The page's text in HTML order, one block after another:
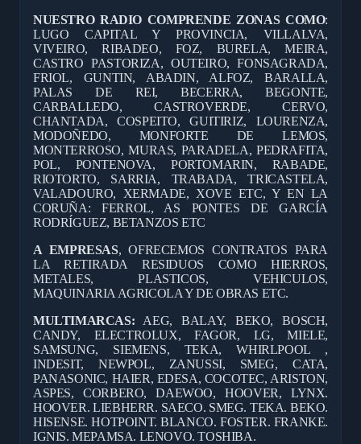
NUESTRO RADIO COMPRENDE ZONAS COMO:
LUGO CAPITAL Y PROVINCIA, VILLALVA,
VIVEIRO, RIBADEO, FOZ, BURELA, MEIRA,
CASTRO PASTORIZA, OUTEIRO, FONSAGRADA,
FRIOL, GUNTIN, ABADIN, ALFOZ, BARALLA,
PALAS DE REI, BECERRA, BEGONTE,
CARBALLEDO, CASTROVERDE, CERVO,
CHANTADA, COSPEITO, GUITIRIZ, LOURENZA,
MODOÑEDO, MONFORTE DE LEMOS,
MONTERROSO, MURAS, PARADELA, PEDRAFITA,
POL, PONTENOVA, PORTOMARIN, RABADE,
RIOTORTO, SARRIA, TRABADA, TRICASTELA,
VALADOURO, XERMADE, XOVE ETC, Y EN LA
CORUÑA: FERROL, AS PONTES DE GARCÍA
RODRÍGUEZ, BETANZOS ETC
A EMPRESAS, OFRECEMOS CONTRATOS PARA
LA RETIRADA RESIDUOS COMO HIERROS,
METALES, PLASTICOS, VEHICULOS,
MAQUINARIA AGRICOLA Y DE OBRAS ETC.
MULTIMARCAS: AEG, BALAY, BEKO, BOSCH,
CANDY, ELECTROLUX, FAGOR, LG, MIELE,
SAMSUNG, SIEMENS, TEKA, WHIRLPOOL ,
INDESIT, NEWPOL, ZANUSSI, SMEG, CATA,
PANASONIC, HAIER, EDESA, COCOTEC, ARISTON,
ASPES, CORBERO, DAEWOO, HOOVER, LYNX.
HOOVER. LIEBHERR. SAECO. SMEG. TEKA. BEKO.
HISENSE. HOTPOINT. BLANCO. FOSTER. FRANKE.
IGNIS. MEPAMSA. LENOVO. TOSHIBA.